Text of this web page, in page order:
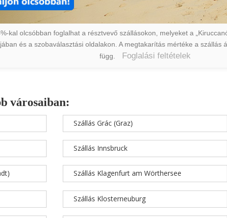
kal olcsóbban foglalhat a résztvevő szállásokon, melyeket a
és a szobaválasztási oldalakon. A megtakarítás mértéke a szállás
függ.
Foglalási feltételek
városaiban:
Szállás Grác (Graz)
Szállás Innsbruck
Szállás Klagenfurt am Wörthersee
Szállás Klosterneuburg